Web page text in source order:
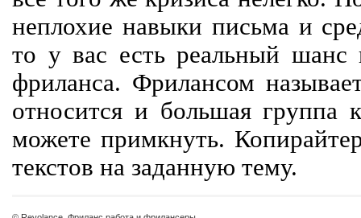
неплохие навыки письма и
то у вас есть реальный шанс
фриланса. Фрилансом
относится и большая группа
можете примкнуть.
текстов на заданную тему.